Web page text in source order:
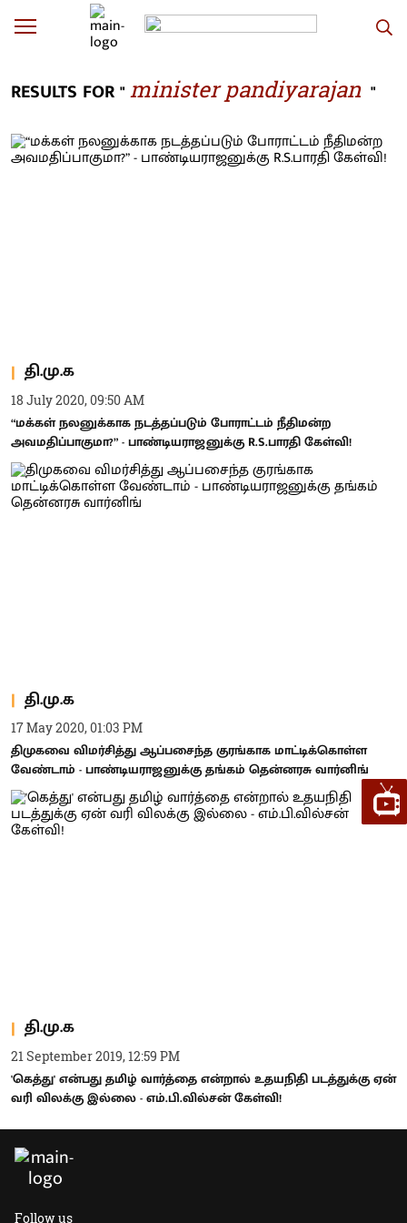
RESULTS FOR "minister pandiyarajan "
தி.மு.க
18 July 2020, 09:50 AM
“மக்கள் நலனுக்காக நடத்தப்படும் போராட்டம் நீதிமன்ற
அவமதிப்பாகுமா?” - பாண்டியராஜனுக்கு R.S.பாரதி கேள்வி!
தி.மு.க
17 May 2020, 01:03 PM
திமுகவை விமர்சித்து ஆப்பசைந்த குரங்காக மாட்டிக்கொள்ள
வேண்டாம் - பாண்டியராஜனுக்கு தங்கம் தென்னரசு வார்னிங்
தி.மு.க
21 September 2019, 12:59 PM
'கெத்து' என்பது தமிழ் வார்த்தை என்றால் உதயநிதி படத்துக்கு ஏன்
வரி விலக்கு இல்லை - எம்.பி.வில்சன் கேள்வி!
Follow us